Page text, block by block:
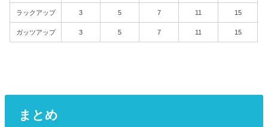
ラックアップ 3 5 7 11 15
ガッツアップ 3 5 7 11 15
まとめ